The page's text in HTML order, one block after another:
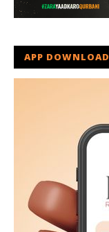
APP DOWNLOAD